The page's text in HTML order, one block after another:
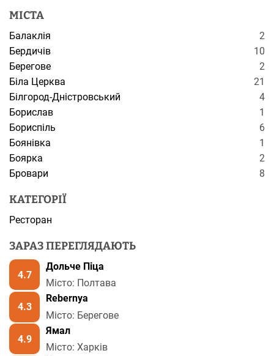
МІСТА
Балаклія
2
Бердичів
10
Берегове
2
Біла Церква
21
Білгород-Дністровський
4
Борислав
1
Бориспіль
6
Боянівка
1
Боярка
2
Бровари
8
КАТЕГОРІЇ
Ресторан
ЗАРАЗ ПЕРЕГЛЯДАЮТЬ
4.7
Дольче Піца
Місто: Полтава
4.3
Rebernya
Місто: Берегове
4.9
Ямал
Місто: Харків